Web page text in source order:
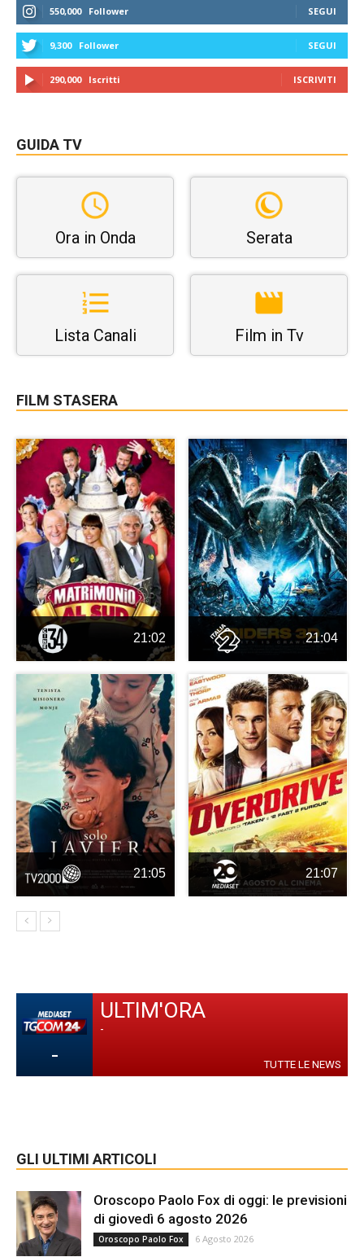
550,000 Follower SEGUI
9,300 Follower SEGUI
290,000 Iscritti ISCRIVITI
GUIDA TV
Ora in Onda Serata
Lista Canali Film in Tv
FILM STASERA
21:02 21:04
21:05 21:07
-
ULTIM'ORA
-
TUTTE LE NEWS
GLI ULTIMI ARTICOLI
Oroscopo Paolo Fox di oggi: le previsioni
di giovedì 6 agosto 2026
Oroscopo Paolo Fox 6 Agosto 2026